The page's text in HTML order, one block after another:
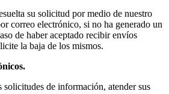
su solicitud por medio de nuestro
correo electrónico, si no ha generado un
de haber aceptado recibir envíos
la baja de los mismos.
solicitudes de información, atender sus